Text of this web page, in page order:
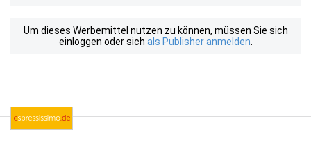
Um dieses Werbemittel nutzen zu können, müssen Sie sich
einloggen oder sich als Publisher anmelden